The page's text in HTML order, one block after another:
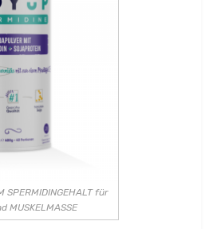
SPERMIDINGEHALT für
MUSKELMASSE